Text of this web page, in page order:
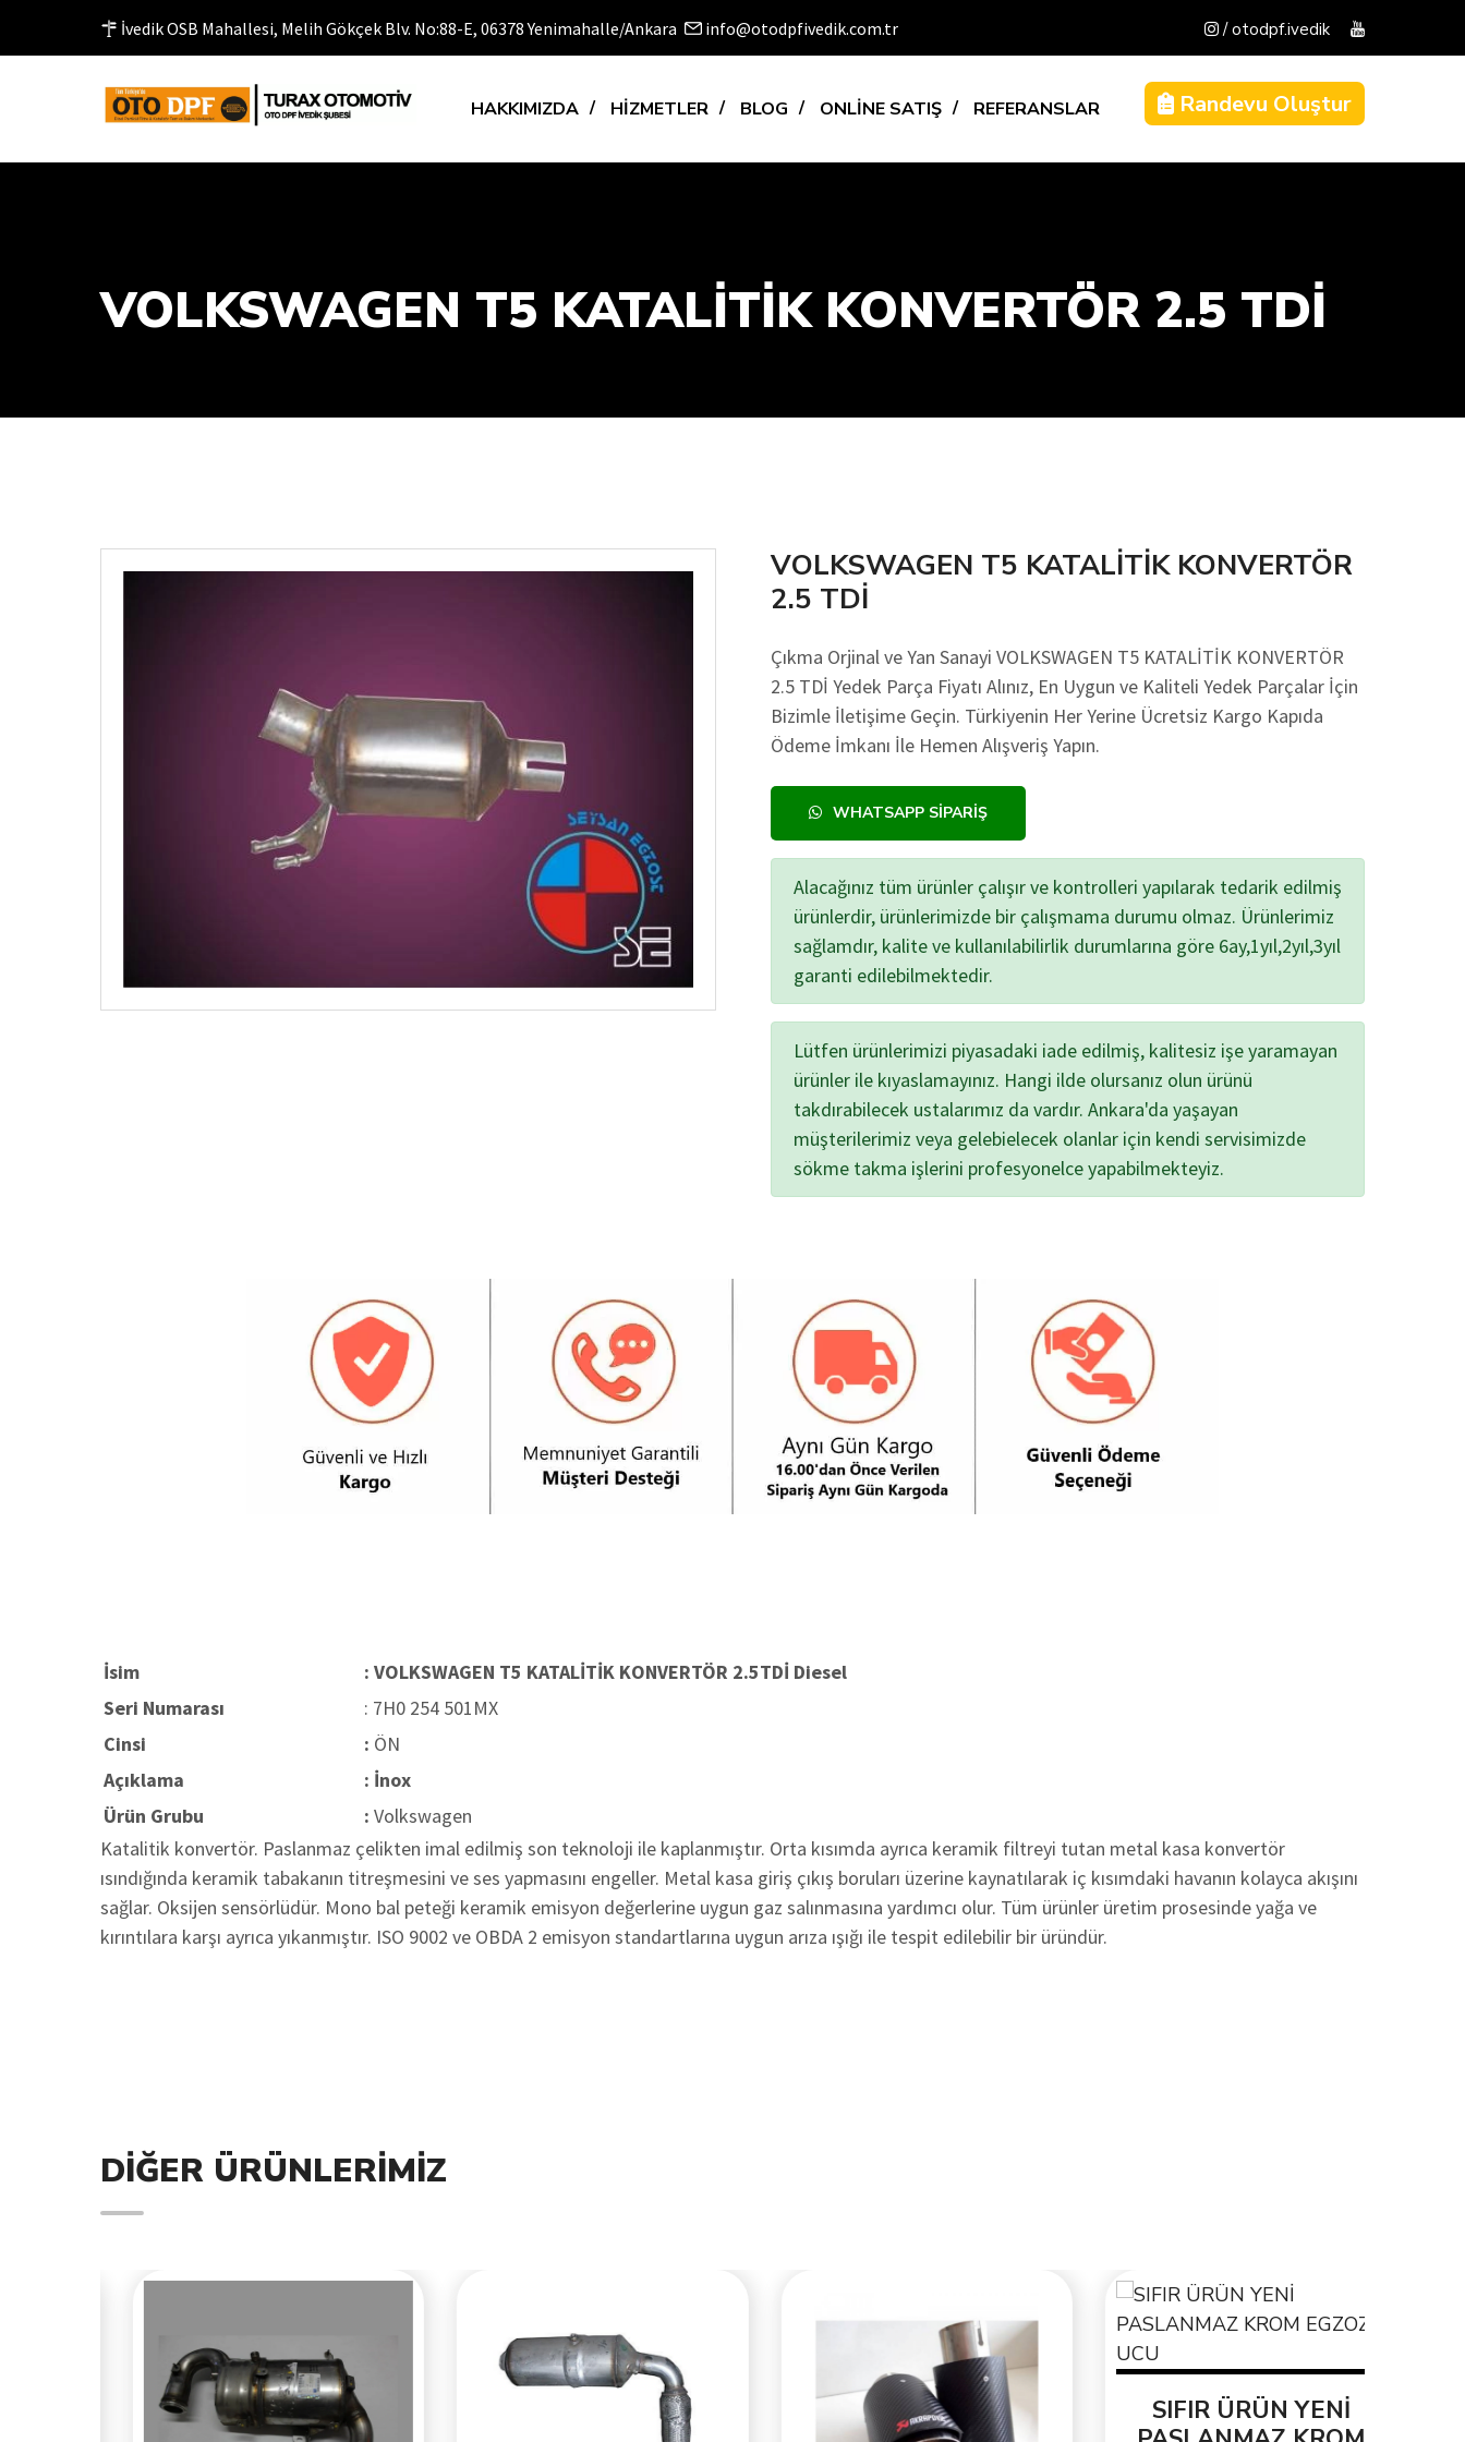
İvedik OSB Mahallesi, Melih Gökçek Blv. No:88-E, 06378 Yenimahalle/Ankara info@otodpfivedik.com.tr / otodpf.ivedik
HAKKIMIZDA HİZMETLER BLOG ONLİNE SATIŞ REFERANSLAR Randevu Oluştur
VOLKSWAGEN T5 KATALİTİK KONVERTÖR 2.5 TDİ
VOLKSWAGEN T5 KATALİTİK KONVERTÖR
2.5 TDİ
Çıkma Orjinal ve Yan Sanayi VOLKSWAGEN T5 KATALİTİK KONVERTÖR
2.5 TDİ Yedek Parça Fiyatı Alınız, En Uygun ve Kaliteli Yedek Parçalar İçin
Bizimle İletişime Geçin. Türkiyenin Her Yerine Ücretsiz Kargo Kapıda
Ödeme İmkanı İle Hemen Alışveriş Yapın.
WHATSAPP SIPARIŞ
Alacağınız tüm ürünler çalışır ve kontrolleri yapılarak tedarik edilmiş
ürünlerdir, ürünlerimizde bir çalışmama durumu olmaz. Ürünlerimiz
sağlamdır, kalite ve kullanılabilirlik durumlarına göre 6ay,1yıl,2yıl,3yıl
garanti edilebilmektedir.
Lütfen ürünlerimizi piyasadaki iade edilmiş, kalitesiz işe yaramayan
ürünler ile kıyaslamayınız. Hangi ilde olursanız olun ürünü
takdırabilecek ustalarımız da vardır. Ankara'da yaşayan
müşterilerimiz veya gelebielecek olanlar için kendi servisimizde
sökme takma işlerini profesyonelce yapabilmekteyiz.
İsim
: VOLKSWAGEN T5 KATALİTİK KONVERTÖR 2.5TDİ Diesel
Seri Numarası
: 7H0 254 501MX
Cinsi
: ÖN
Açıklama
: İnox
Ürün Grubu
: Volkswagen
Katalitik konvertör. Paslanmaz çelikten imal edilmiş son teknoloji ile kaplanmıştır. Orta kısımda ayrıca keramik filtreyi tutan metal kasa konvertör
ısındığında keramik tabakanın titreşmesini ve ses yapmasını engeller. Metal kasa giriş çıkış boruları üzerine kaynatılarak iç kısımdaki havanın kolayca akışını
sağlar. Oksijen sensörlüdür. Mono bal peteği keramik emisyon değerlerine uygun gaz salınmasına yardımcı olur. Tüm ürünler üretim prosesinde yağa ve
kırıntılara karşı ayrıca yıkanmıştır. ISO 9002 ve OBDA 2 emisyon standartlarına uygun arıza ışığı ile tespit edilebilir bir üründür.
DIĞER ÜRÜNLERIMIZ
SIFIR ÜRÜN YENİ